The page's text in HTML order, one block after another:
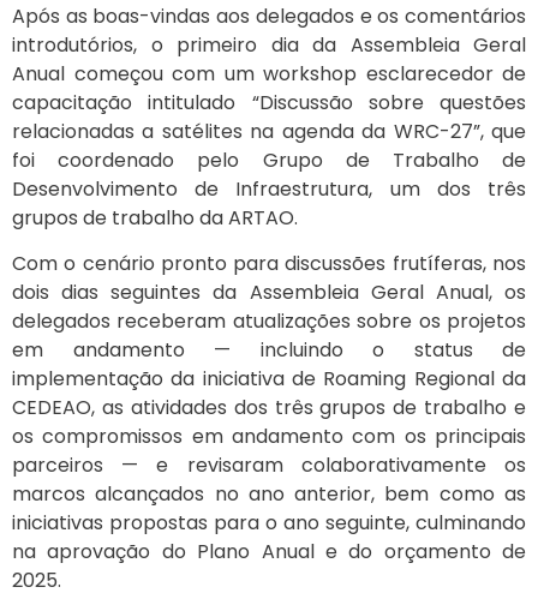
Após as boas-vindas aos delegados e os comentários
introdutórios, o primeiro dia da Assembleia Geral
Anual começou com um workshop esclarecedor de
capacitação intitulado “Discussão sobre questões
relacionadas a satélites na agenda da WRC-27”, que
foi coordenado pelo Grupo de Trabalho de
Desenvolvimento de Infraestrutura, um dos três
grupos de trabalho da ARTAO.
Com o cenário pronto para discussões frutíferas, nos
dois dias seguintes da Assembleia Geral Anual, os
delegados receberam atualizações sobre os projetos
em andamento — incluindo o status de
implementação da iniciativa de Roaming Regional da
CEDEAO, as atividades dos três grupos de trabalho e
os compromissos em andamento com os principais
parceiros — e revisaram colaborativamente os
marcos alcançados no ano anterior, bem como as
iniciativas propostas para o ano seguinte, culminando
na aprovação do Plano Anual e do orçamento de
2025.